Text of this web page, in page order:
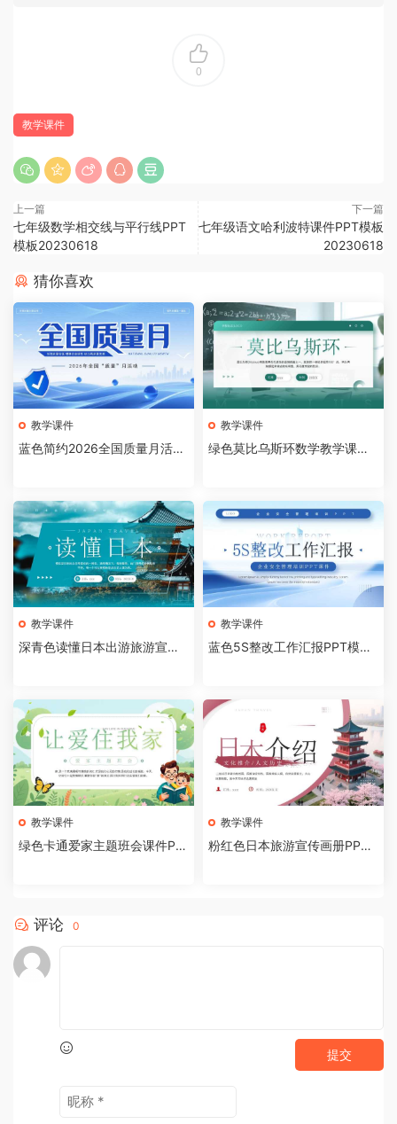
0
教学课件
上一篇
七年级数学相交线与平行线PPT
模板20230618
下一篇
七年级语文哈利波特课件PPT模板
20230618
猜你喜欢
教学课件
蓝色简约2026全国质量月活动
教学课件
绿色莫比乌斯环数学教学课件P
教学课件
深青色读懂日本出游旅游宣传
教学课件
蓝色5S整改工作汇报PPT模板
教学课件
绿色卡通爱家主题班会课件PP
教学课件
粉红色日本旅游宣传画册PPT
评论 0
提交